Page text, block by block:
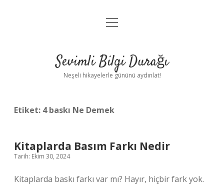
Anasayfa
Yasal Uyarı
menüyü
Sevimli Bilgi Durağı
Neşeli hikayelerle gününü aydınlat!
Etiket: 4 baskı Ne Demek
Kitaplarda Basım Farkı Nedir
Tarih: Ekim 30, 2024
Kitaplarda baskı farkı var mı? Hayır, hiçbir fark yok.